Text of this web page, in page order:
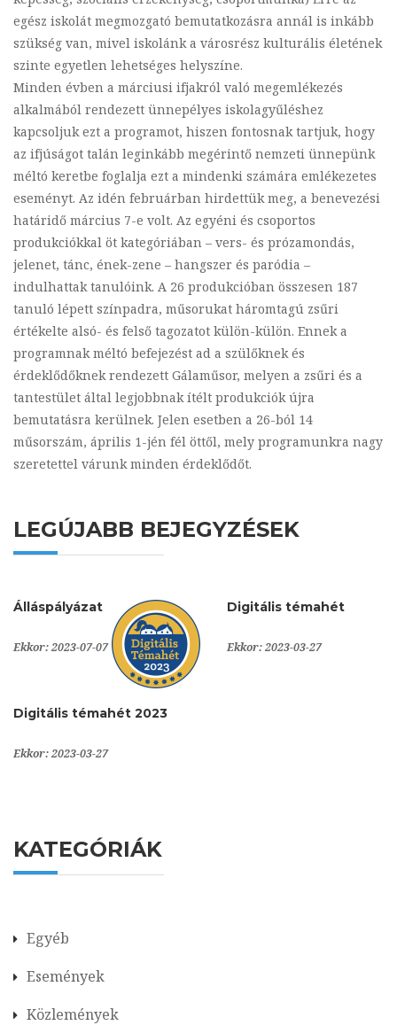
egész iskolát megmozgató bemutatkozásra annál is inkább
szükség van, mivel iskolánk a városrész kulturális életének
szinte egyetlen lehetséges helyszíne.
Minden évben a márciusi ifjakról való megemlékezés
alkalmából rendezett ünnepélyes iskolagyűléshez
kapcsoljuk ezt a programot, hiszen fontosnak tartjuk, hogy
az ifjúságot talán leginkább megérintő nemzeti ünnepünk
méltó keretbe foglalja ezt a mindenki számára emlékezetes
eseményt. Az idén februárban hirdettük meg, a benevezési
határidő március 7-e volt. Az egyéni és csoportos
produkciókkal öt kategóriában – vers- és prózamondás,
jelenet, tánc, ének-zene – hangszer és paródia –
indulhattak tanulóink. A 26 produkcióban összesen 187
tanuló lépett színpadra, műsorukat háromtagú zsűri
értékelte alsó- és felső tagozatot külön-külön. Ennek a
programnak méltó befejezést ad a szülőknek és
érdeklődőknek rendezett Gálaműsor, melyen a zsűri és a
tantestület által legjobbnak ítélt produkciók újra
bemutatásra kerülnek. Jelen esetben a 26-ból 14
műsorszám, április 1-jén fél öttől, mely programunkra nagy
szeretettel várunk minden érdeklődőt.
LEGÚJABB BEJEGYZÉSEK
Álláspályázat
Ekkor: 2023-07-07
Digitális témahét
Ekkor: 2023-03-27
Digitális témahét 2023
Ekkor: 2023-03-27
KATEGÓRIÁK
Egyéb
Események
Közlemények